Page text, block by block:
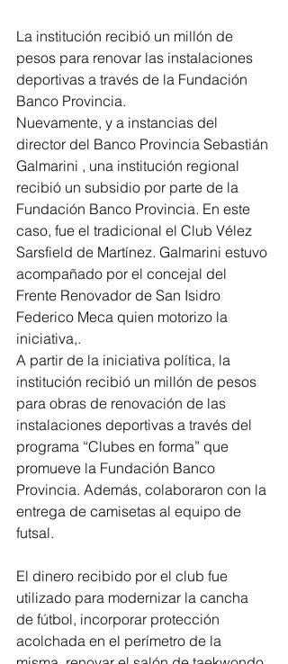
La institución recibió un millón de
pesos para renovar las instalaciones
deportivas a través de la Fundación
Banco Provincia.
Nuevamente, y a instancias del
director del Banco Provincia Sebastián
Galmarini , una institución regional
recibió un subsidio por parte de la
Fundación Banco Provincia. En este
caso, fue el tradicional el Club Vélez
Sarsfield de Martínez. Galmarini estuvo
acompañado por el concejal del
Frente Renovador de San Isidro
Federico Meca quien motorizo la
iniciativa,.
A partir de la iniciativa política, la
institución recibió un millón de pesos
para obras de renovación de las
instalaciones deportivas a través del
programa “Clubes en forma” que
promueve la Fundación Banco
Provincia. Además, colaboraron con la
entrega de camisetas al equipo de
futsal.
El dinero recibido por el club fue
utilizado para modernizar la cancha
de fútbol, incorporar protección
acolchada en el perímetro de la